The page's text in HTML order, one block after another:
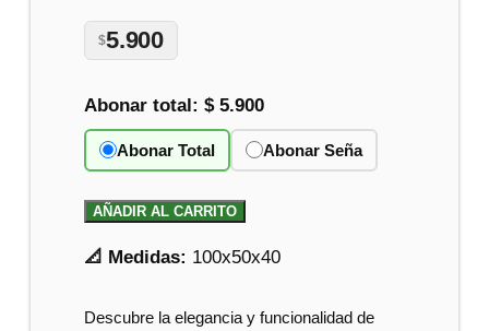
$5.900
Abonar total:$ 5.900
Abonar Total Abonar Seña
AÑADIR AL CARRITO
📐 Medidas: 100x50x40
Descubre la elegancia y funcionalidad de